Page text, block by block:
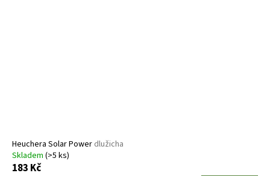
Heuchera Solar Power dlužicha
Skladem (>5 ks)
183 Kč